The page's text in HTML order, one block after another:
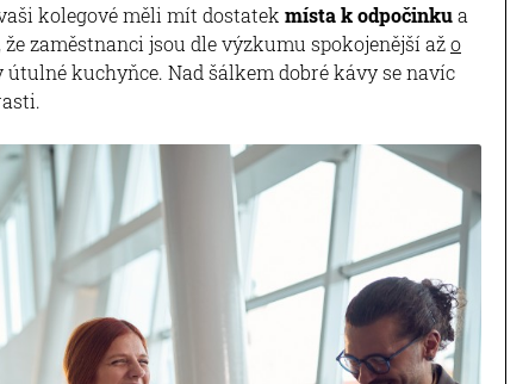
kolegové měli mít dostatek místa k odpočinkua
zaměstnanci jsou dle výzkumu spokojenější ažo
kuchyňce. Nad šálkem dobré kávy se navíc